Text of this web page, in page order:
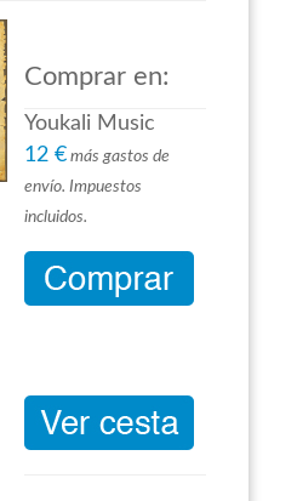
Comprar en:
Youkali Music
12 € más gastos de
envío. Impuestos
incluidos.